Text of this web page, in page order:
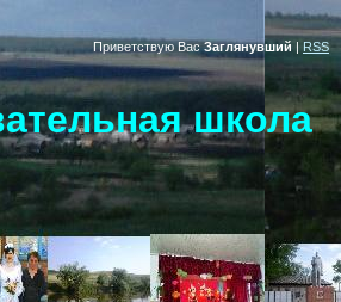
Приветствую Вас Заглянувший | RSS
школа